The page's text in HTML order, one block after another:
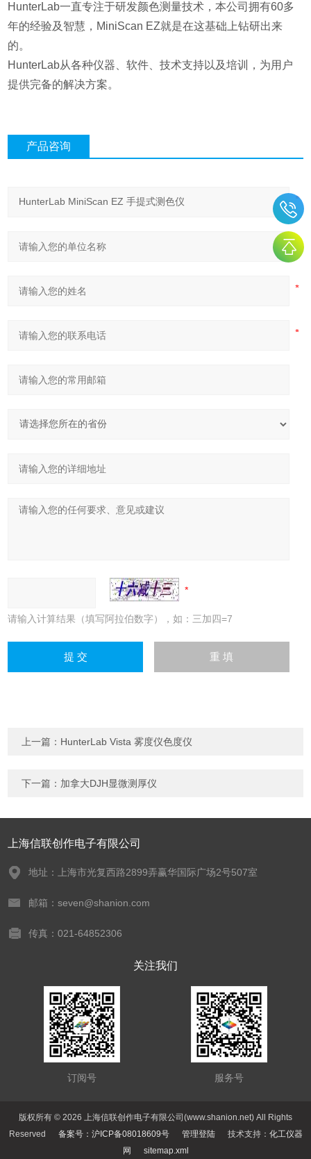
HunterLab一直专注于研发颜色测量技术，本公司拥有60多
年的经验及智慧，MiniScan EZ就是在这基础上钻研出来
的。
HunterLab从各种仪器、软件、技术支持以及培训，为用户
提供完备的解决方案。
产品咨询
请输入计算结果（填写阿拉伯数字），如：三加四=7
上一篇： HunterLab Vista 雾度仪色度仪
下一篇： 加拿大DJH显微测厚仪
上海信联创作电子有限公司
地址：上海市光复西路2899弄赢华国际广场2号507室
邮箱：seven@shanion.com
传真：021-64852306
关注我们
订阅号 服务号
版权所有 © 2026 上海信联创作电子有限公司(www.shanion.net) All Rights
Reserved 备案号：沪ICP备08018609号 管理登陆技术支持： 化工仪器
网
sitemap.xml